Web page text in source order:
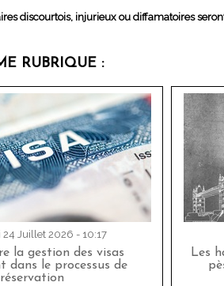
discourtois, injurieux ou diffamatoires
RUBRIQUE :
24 Juillet 2026 - 10:17
la gestion des visas
dans le processus de
réservation
Les